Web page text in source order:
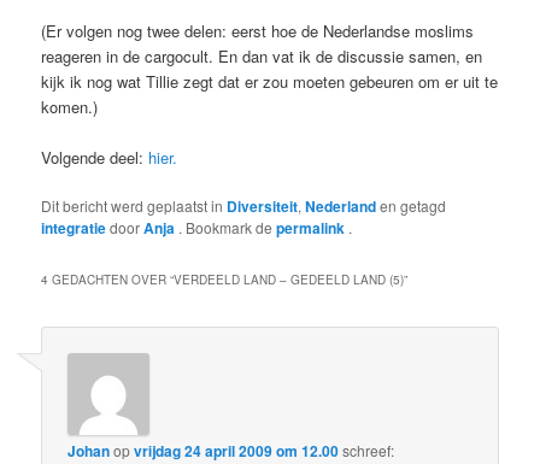
(Er volgen nog twee delen: eerst hoe de Nederlandse moslims
reageren in de cargocult. En dan vat ik de discussie samen, en
kijk ik nog wat Tillie zegt dat er zou moeten gebeuren om er uit te
komen.)
Volgende deel: hier.
Dit bericht werd geplaatst in Diversiteit,Nederlanden getagd
integratiedoorAnja . Bookmark depermalink .
4 GEDACHTEN OVER “VERDEELD LAND – GEDEELD LAND (5)”
Johanopvrijdag 24 april 2009 om 12.00schreef: